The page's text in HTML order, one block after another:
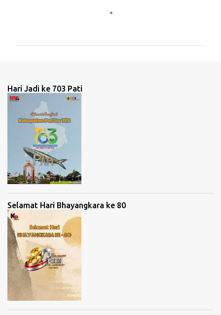
a
Hari Jadi ke 703 Pati
Selamat Hari Bhayangkara ke 80